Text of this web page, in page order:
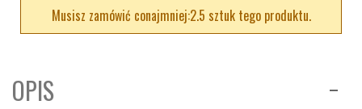
Musisz zamówić conajmniej:2.5 sztuk tego produktu.
OPIS